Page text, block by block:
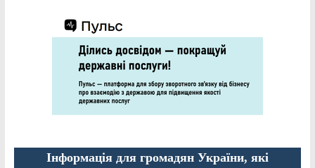
Інформація для громадян України, які